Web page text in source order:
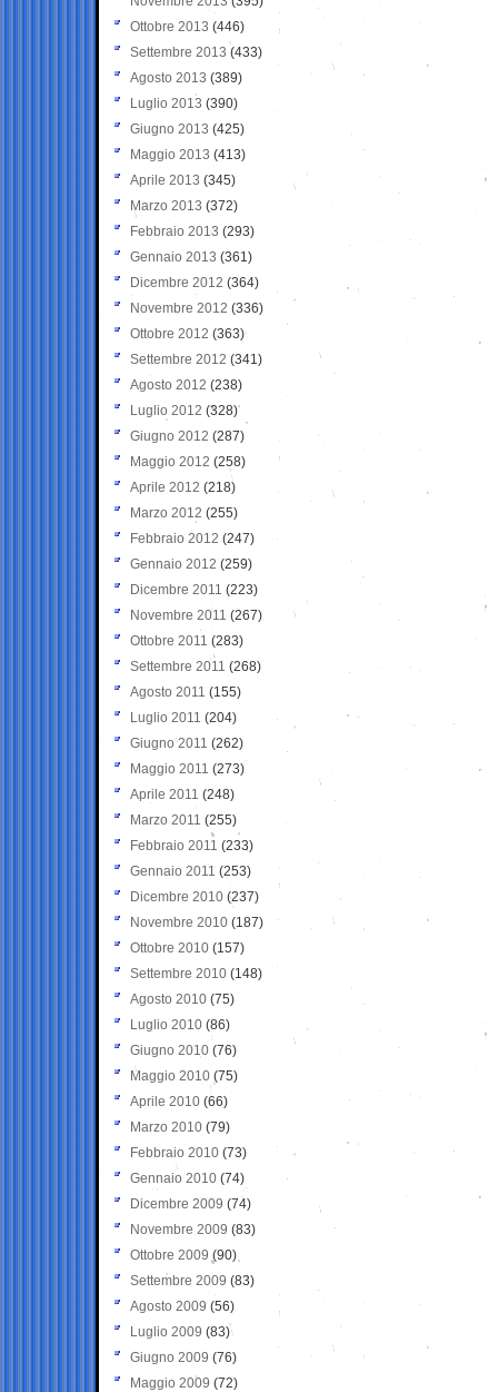
Ottobre 2013 (446)
Settembre 2013 (433)
Agosto 2013 (389)
Luglio 2013 (390)
Giugno 2013 (425)
Maggio 2013 (413)
Aprile 2013 (345)
Marzo 2013 (372)
Febbraio 2013 (293)
Gennaio 2013 (361)
Dicembre 2012 (364)
Novembre 2012 (336)
Ottobre 2012 (363)
Settembre 2012 (341)
Agosto 2012 (238)
Luglio 2012 (328)
Giugno 2012 (287)
Maggio 2012 (258)
Aprile 2012 (218)
Marzo 2012 (255)
Febbraio 2012 (247)
Gennaio 2012 (259)
Dicembre 2011 (223)
Novembre 2011 (267)
Ottobre 2011 (283)
Settembre 2011 (268)
Agosto 2011 (155)
Luglio 2011 (204)
Giugno 2011 (262)
Maggio 2011 (273)
Aprile 2011 (248)
Marzo 2011 (255)
Febbraio 2011 (233)
Gennaio 2011 (253)
Dicembre 2010 (237)
Novembre 2010 (187)
Ottobre 2010 (157)
Settembre 2010 (148)
Agosto 2010 (75)
Luglio 2010 (86)
Giugno 2010 (76)
Maggio 2010 (75)
Aprile 2010 (66)
Marzo 2010 (79)
Febbraio 2010 (73)
Gennaio 2010 (74)
Dicembre 2009 (74)
Novembre 2009 (83)
Ottobre 2009 (90)
Settembre 2009 (83)
Agosto 2009 (56)
Luglio 2009 (83)
Giugno 2009 (76)
Maggio 2009 (72)